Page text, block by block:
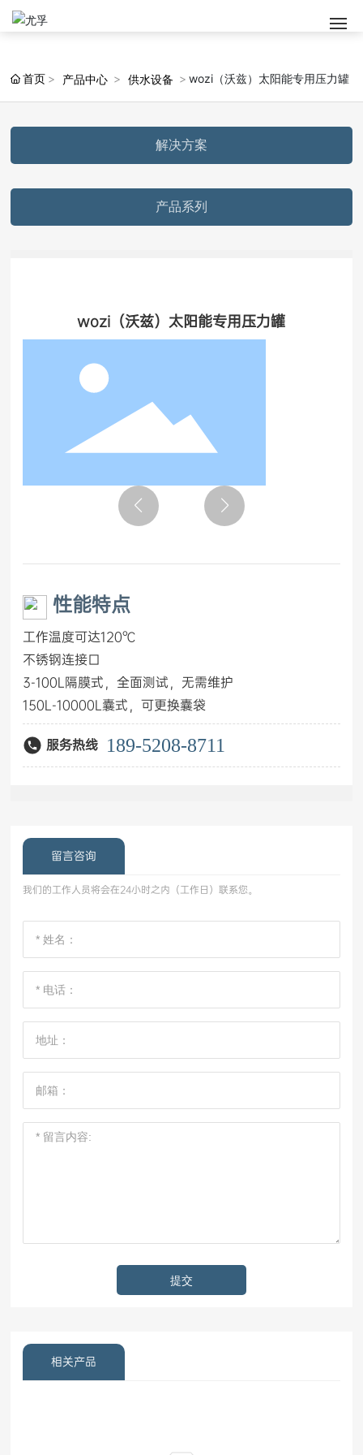
首页 产品中心 供水设备 wozi（沃兹）太阳能专用压力罐
解决方案
产品系列
wozi（沃兹）太阳能专用压力罐
性能特点
工作温度可达120℃
不锈钢连接口
3-100L隔膜式，全面测试，无需维护
150L-10000L囊式，可更换囊袋
服务热线 189-5208-8711
留言咨询
我们的工作人员将会在24小时之内（工作日）联系您。
提交
相关产品